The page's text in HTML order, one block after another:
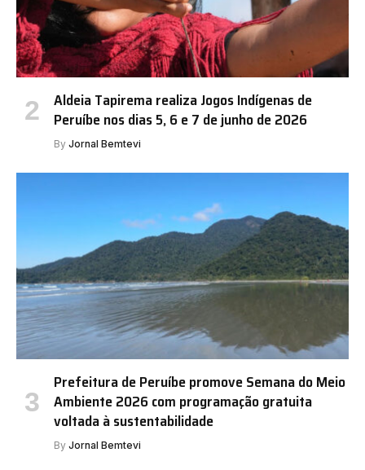
Aldeia Tapirema realiza Jogos Indígenas de
Peruíbe nos dias 5, 6 e 7 de junho de 2026
By Jornal Bemtevi
Prefeitura de Peruíbe promove Semana do Meio
Ambiente 2026 com programação gratuita
voltada à sustentabilidade
By Jornal Bemtevi